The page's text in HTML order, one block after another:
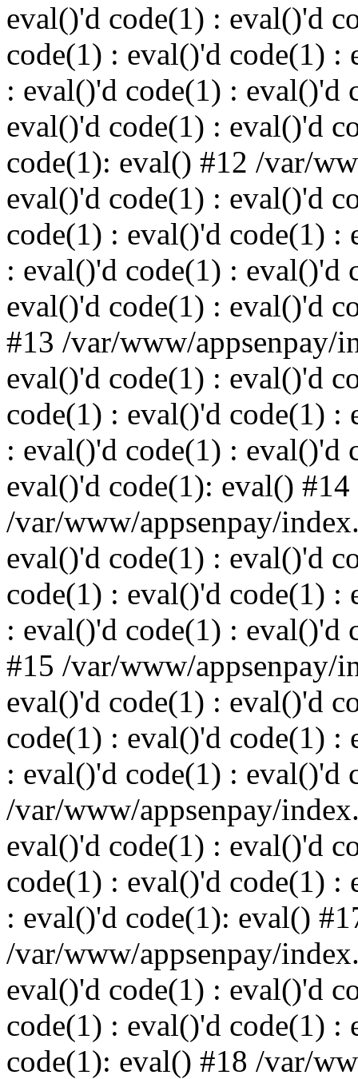
eval()'d code(1) : eval()'d
code(1) : eval()'d code(1) :
: eval()'d code(1) : eval()'d
eval()'d code(1) : eval()'d
code(1): eval() #12 /var/
eval()'d code(1) : eval()'d
code(1) : eval()'d code(1) :
: eval()'d code(1) : eval()'d
eval()'d code(1) : eval()'d
#13 /var/www/appsenpay/
eval()'d code(1) : eval()'d
code(1) : eval()'d code(1) :
: eval()'d code(1) : eval()'d
eval()'d code(1): eval() #14
/var/www/appsenpay/
eval()'d code(1) : eval()'d
code(1) : eval()'d code(1) :
: eval()'d code(1) : eval()'d
#15 /var/www/appsenpay/
eval()'d code(1) : eval()'d
code(1) : eval()'d code(1) :
: eval()'d code(1) : eval()'d
/var/www/appsenpay/
eval()'d code(1) : eval()'d
code(1) : eval()'d code(1) :
: eval()'d code(1): eval()
/var/www/appsenpay/
eval()'d code(1) : eval()'d
code(1) : eval()'d code(1) :
code(1): eval() #18 /var/